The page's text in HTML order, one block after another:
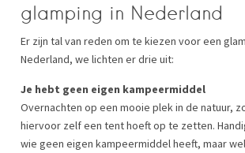
glamping in Nederland
Er zijn tal van reden om te kiezen voor een
Nederland, we lichten er drie uit:
Je hebt geen eigen kampeermiddel
Overnachten op een mooie plek in de natuur,
hiervoor zelf een tent hoeft op te zetten.
wie geen eigen kampeermiddel heeft, maar